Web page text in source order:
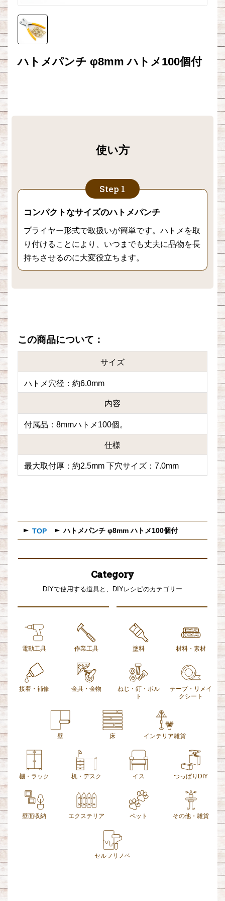
TOP ハトメパンチ φ8mm ハトメ100個付
ハトメパンチ φ8mm ハトメ100個付
使い方
コンパクトなサイズのハトメパンチ
プライヤー形式で取扱いが簡単です。ハトメを取
り付けることにより、いつまでも丈夫に品物を長
持ちさせるのに大変役立ちます。
この商品について：
サイズ
ハトメ穴径：約6.0mm
内容
付属品：8mmハトメ100個。
仕様
最大取付厚：約2.5mm 下穴サイズ：7.0mm
Category
DIYで使用する道具と、DIYレシピのカテゴリー
電動工具 作業工具 塗料 材料・素材
接着・補修 金具・金物
ねじ・釘・ボル
ト
テープ・リメイ
クシート
壁 床 インテリア雑貨
棚・ラック 机・デスク イス つっぱりDIY
壁面収納 エクステリア ペット その他・雑貨
セルフリノベ